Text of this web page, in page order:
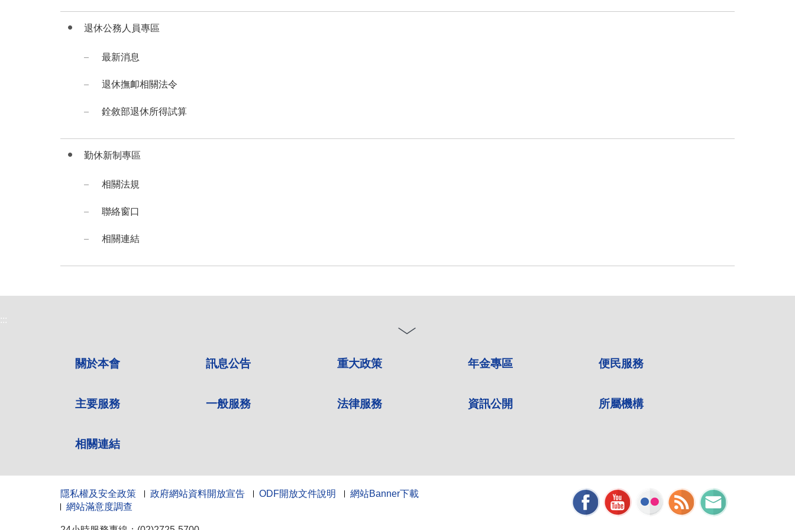
退休公務人員專區
最新消息
退休撫卹相關法令
銓敘部退休所得試算
勤休新制專區
相關法規
聯絡窗口
相關連結
:::
關於本會 訊息公告 重大政策 年金專區 便民服務
主要服務 一般服務 法律服務 資訊公開 所屬機構
相關連結
隱私權及安全政策 政府網站資料開放宣告 ODF開放文件說明
網站Banner下載
網站滿意度調查